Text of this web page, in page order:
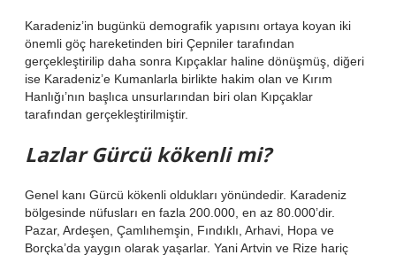
Karadeniz’in bugünkü demografik yapısını ortaya koyan iki
önemli göç hareketinden biri Çepniler tarafından
gerçekleştirilip daha sonra Kıpçaklar haline dönüşmüş, diğeri
ise Karadeniz’e Kumanlarla birlikte hakim olan ve Kırım
Hanlığı’nın başlıca unsurlarından biri olan Kıpçaklar
tarafından gerçekleştirilmiştir.
Lazlar Gürcü kökenli mi?
Genel kanı Gürcü kökenli oldukları yönündedir. Karadeniz
bölgesinde nüfusları en fazla 200.000, en az 80.000’dir.
Pazar, Ardeşen, Çamlıhemşin, Fındıklı, Arhavi, Hopa ve
Borçka’da yaygın olarak yaşarlar. Yani Artvin ve Rize hariç